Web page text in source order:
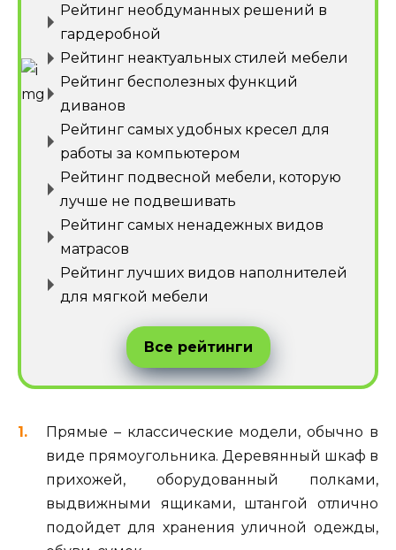
Рейтинг необдуманных решений в
гардеробной
Рейтинг неактуальных стилей мебели
Рейтинг бесполезных функций
диванов
Рейтинг самых удобных кресел для
работы за компьютером
Рейтинг подвесной мебели, которую
лучше не подвешивать
Рейтинг самых ненадежных видов
матрасов
Рейтинг лучших видов наполнителей
для мягкой мебели
Все рейтинги
Прямые – классические модели, обычно в
виде прямоугольника. Деревянный шкаф в
прихожей, оборудованный полками,
выдвижными ящиками, штангой отлично
подойдет для хранения уличной одежды,